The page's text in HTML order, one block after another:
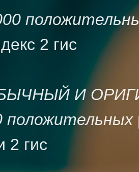
2 гис
И
положительных
2 гис